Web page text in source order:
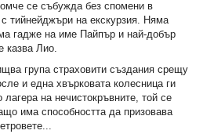
се събужда без спомени в
тийнейджъри на екскурзия. Няма
гадже на име Пайпър и най-добър
казва Лио.
група страховити създания срещу
и една хвърковата колесница ги
на нечистокръвните, той се
има способността да призовава